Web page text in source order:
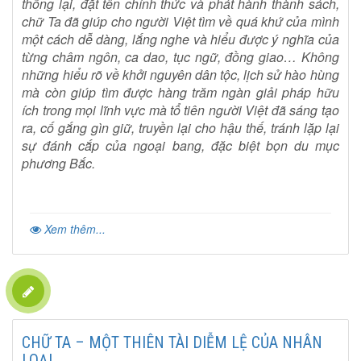
chữ Ta đã giúp cho người Việt tìm về quá khứ của mình
một cách dễ dàng, lắng nghe và hiểu được ý nghĩa của
từng châm ngôn, ca dao, tục ngữ, đồng giao… Không
những hiểu rõ về khởi nguyên dân tộc, lịch sử hào hùng
mà còn giúp tìm được hàng trăm ngàn giải pháp hữu
ích trong mọi lĩnh vực mà tổ tiên người Việt đã sáng tạo
ra, cố gắng gìn giữ, truyền lại cho hậu thế, tránh lặp lại
sự đánh cắp của ngoại bang, đặc biệt bọn du mục
phương Bắc.
Xem thêm...
CHỮ TA – MỘT THIÊN TÀI DIỄM LỆ CỦA NHÂN